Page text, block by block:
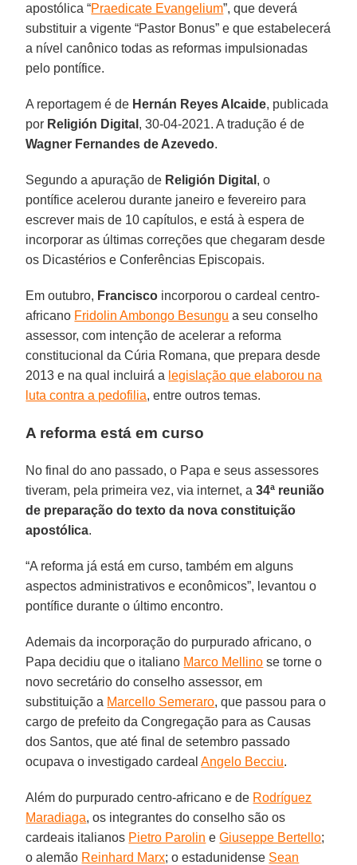
apostólica “Praedicate Evangelium”, que deverá
substituir a vigente “Pastor Bonus” e que estabelecerá
a nível canônico todas as reformas impulsionadas
pelo pontífice.
A reportagem é de Hernán Reyes Alcaide, publicada
por Religión Digital , 30-04-2021. A tradução é de
Wagner Fernandes de Azevedo.
Segundo a apuração de Religión Digital , o
pontífice acelerou durante janeiro e fevereiro para
escrever mais de 10 capítulos, e está à espera de
incorporar as últimas correções que chegaram desde
os Dicastérios e Conferências Episcopais.
Em outubro, Francisco incorporou o cardeal centro-
africano Fridolin Ambongo Besungu a seu conselho
assessor, com intenção de acelerar a reforma
constitucional da Cúria Romana, que prepara desde
2013 e na qual incluirá a legislação que elaborou na
luta contra a pedofilia, entre outros temas.
A reforma está em curso
No final do ano passado, o Papa e seus assessores
tiveram, pela primeira vez, via internet, a34ª reunião
de preparação do texto da nova constituição
apostólica.
“A reforma já está em curso, também em alguns
aspectos administrativos e econômicos”, levantou o
pontífice durante o último encontro.
Ademais da incorporação do purpurado africano, o
Papa decidiu que o italiano Marco Mellino se torne o
novo secretário do conselho assessor, em
substituição a Marcello Semeraro, que passou para o
cargo de prefeito da Congregação para as Causas
dos Santos, que até final de setembro passado
ocupava o investigado cardealAngelo Becciu.
Além do purpurado centro-africano e de Rodríguez
Maradiaga, os integrantes do conselho são os
cardeais italianos Pietro Parolin eGiuseppe Bertello;
o alemão Reinhard Marx; o estadunidense Sean